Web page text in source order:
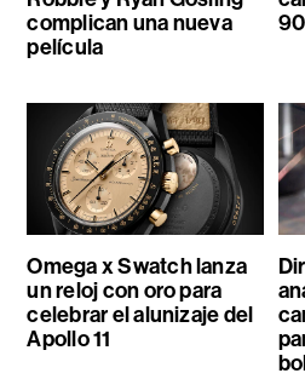
complican una nueva
película
Omega x Swatch lanza
un reloj con oro para
celebrar el alunizaje del
Apollo 11